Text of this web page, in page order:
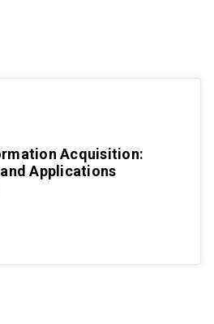
Acquisition:
Applications